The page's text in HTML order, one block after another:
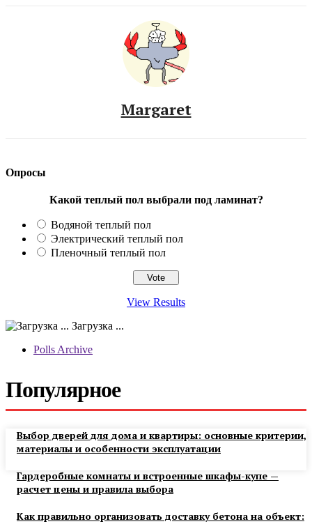
Margaret
Опросы
Какой теплый пол выбрали под ламинат?
Водяной теплый пол
Электрический теплый пол
Пленочный теплый пол
View Results
Загрузка ...
Polls Archive
Популярное
Выбор дверей для дома и квартиры: основные критерии,
материалы и особенности эксплуатации
Гардеробные комнаты и встроенные шкафы-купе —
расчет цены и правила выбора
Как правильно организовать доставку бетона на объект: